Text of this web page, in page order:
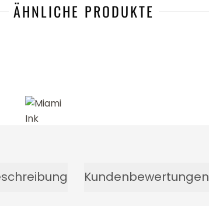
ÄHNLICHE PRODUKTE
Kundenbewertungen